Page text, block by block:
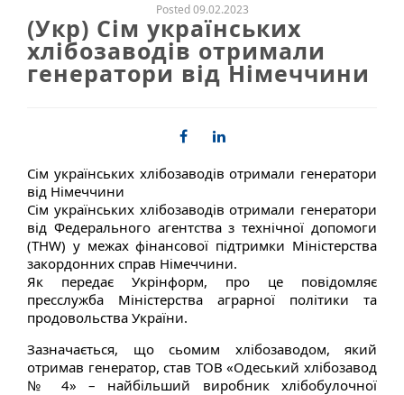
Posted 09.02.2023
(Укр) Сім українських
хлібозаводів отримали
генератори від Німеччини
Сім українських хлібозаводів отримали генератори
від Німеччини
Сім українських хлібозаводів отримали генератори
від Федерального агентства з технічної допомоги
(THW) у межах фінансової підтримки Міністерства
закордонних справ Німеччини.
Як передає Укрінформ, про це повідомляє
пресслужба Міністерства аграрної політики та
продовольства України.
Зазначається, що сьомим хлібозаводом, який
отримав генератор, став ТОВ «Одеський хлібозавод
№ 4» – найбільший виробник хлібобулочної